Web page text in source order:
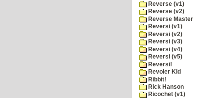
Reverse (v1)
Reverse (v2)
Reverse Master
Reversi (v1)
Reversi (v2)
Reversi (v3)
Reversi (v4)
Reversi (v5)
Reversi!
Revoler Kid
Ribbit!
Rick Hanson
Ricochet (v1)